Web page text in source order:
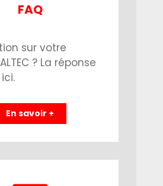
FAQ
sur votre
? La réponse
En savoir +